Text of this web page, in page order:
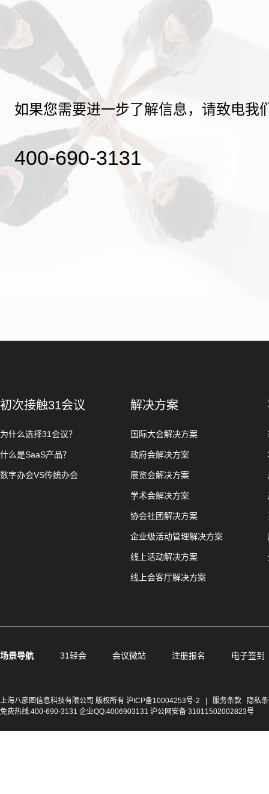
如果您需要进一步了解信息，请致电我
400-690-3131
初次接触31会议
为什么选择31会议？
什么是SaaS产品？
数字办会VS传统办会
解决方案
国际大会解决方案
政府会解决方案
展览会解决方案
学术会解决方案
协会社团解决方案
企业级活动管理解决方案
线上活动解决方案
线上会客厅解决方案
场景导航 31轻会 会议微站 注册报名 电子签到
上海八彦图信息科技有限公司 版权所有 沪ICP备10004253号-2 服务条款
隐私
免费热线:400-690-3131 企业QQ:4006903131 沪公网安备 31011502002823号